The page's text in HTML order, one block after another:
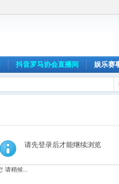
抖音罗马协会直播间 娱乐赛
请先登录后才能继续浏览
请稍候...